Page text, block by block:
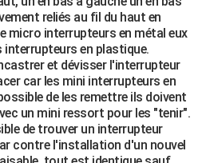
reliés au fil du haut en
micro interrupteurs en métal eux
en plastique.
et dévisser l'interrupteur
car les mini interrupteurs en
de les remettre ils doivent
un mini ressort pour les "tenir".
de trouver un interrupteur
contre l'installation d'un nouvel